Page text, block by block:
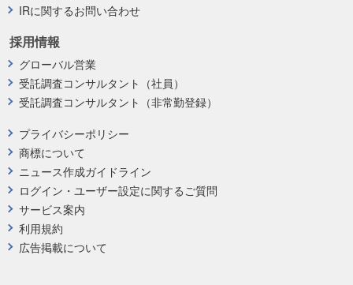
プライバシーポリシー
商標について
ニュース作成ガイドライン
ログイン・ユーザー設定に関するご質問
サービス案内
利用規約
広告掲載について
採用情報
グローバル営業
受託調査コンサルタント（社員）
受託調査コンサルタント（非常勤登録）
IRに関するお問い合わせ